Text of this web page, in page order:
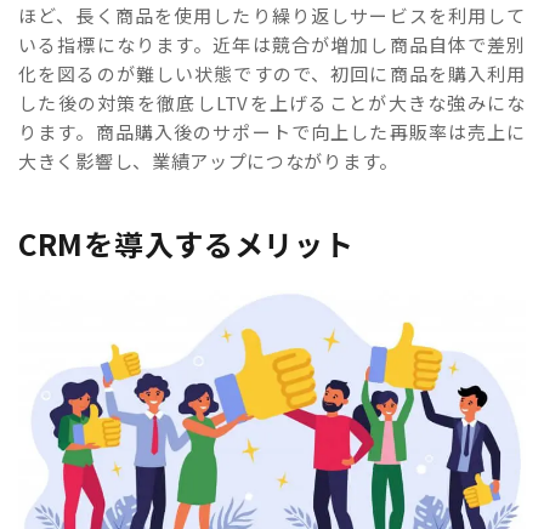
ほど、長く商品を使用したり繰り返しサービスを利用して
いる指標になります。近年は競合が増加し商品自体で差別
化を図るのが難しい状態ですので、初回に商品を購入利用
した後の対策を徹底しLTVを上げることが大きな強みにな
ります。商品購入後のサポートで向上した再販率は売上に
大きく影響し、業績アップにつながります。
CRMを導入するメリット